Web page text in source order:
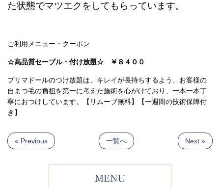
た状態でマツエクをしてもらっています。
ご利用メニュー・クーポン
☆高品質セーブル・付け放題☆ ￥８４００
プリマドールのつけ放題は、キレイが長持ちするよう、お客様の
自まつ毛の負担を第一に考えた施術を心がけており、一本一本丁
寧におつけしています。【リムーブ無料】【一週間の技術保障付
き】
« Previous 一覧へ Next »
MENU